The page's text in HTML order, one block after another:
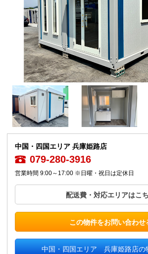
中国・四国エリア 兵庫姫路店
079-280-3916
営業時間 9:00～17:00 ※日曜・祝日は定休日
配送費・対応エリアはこ
この物件をお問い合わせ
中国・四国エリア 兵庫姫路店の